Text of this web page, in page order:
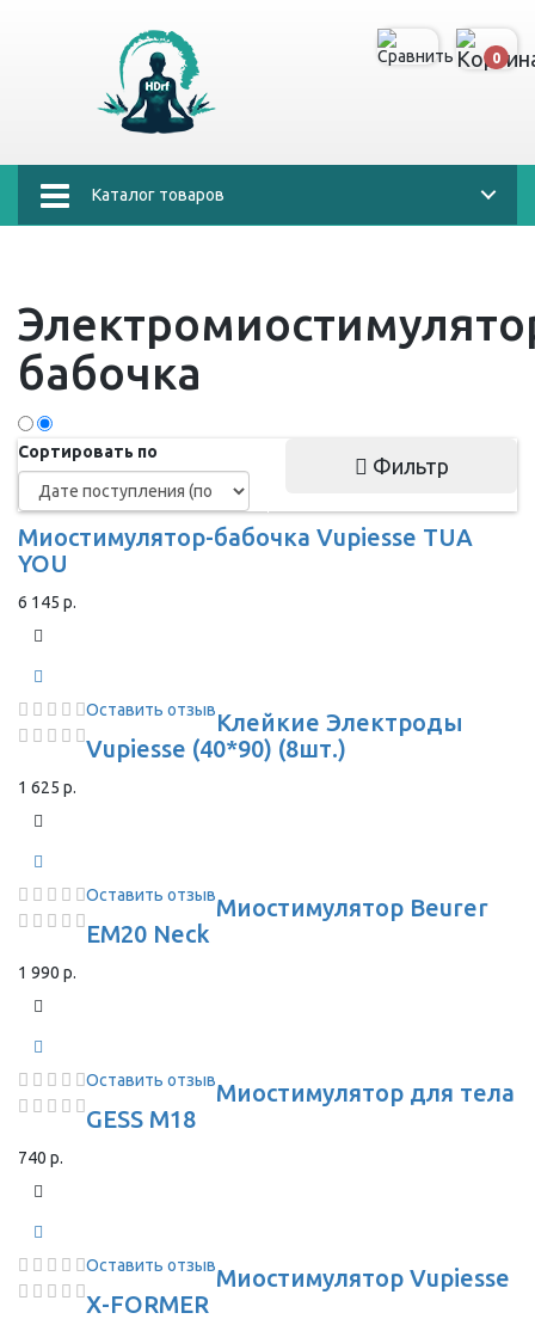
0
Каталог товаров
бабочка
Сортировать по
Фильтр
Миостимулятор-бабочка Vupiesse TUA
YOU
6 145 р.
Оставить отзывКлейкие Электроды
Vupiesse (40*90) (8шт.)
1 625 р.
Оставить отзывМиостимулятор Beurer
EM20 Neck
1 990 р.
Оставить отзывМиостимулятор для тела
GESS M18
740 р.
Оставить отзывМиостимулятор Vupiesse
X-FORMER